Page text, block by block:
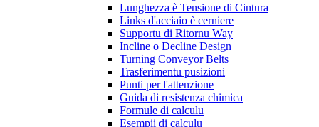
Lunghezza è Tensione di Cintura
Links d'acciaio è cerniere
Supportu di Ritornu Way
Incline o Decline Design
Turning Conveyor Belts
Trasferimentu pusizioni
Punti per l'attenzione
Guida di resistenza chimica
Formule di calculu
Esempii di calculu